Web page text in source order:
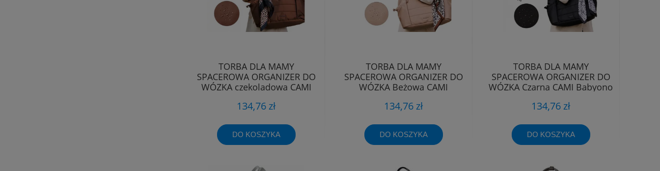
TORBA DLA MAMY
SPACEROWA ORGANIZER DO
WÓZKA czekoladowa CAMI
134,76 zł
DO KOSZYKA
TORBA DLA MAMY
SPACEROWA ORGANIZER DO
WÓZKA Beżowa CAMI
134,76 zł
DO KOSZYKA
TORBA DLA MAMY
SPACEROWA ORGANIZER DO
WÓZKA Czarna CAMI Babyono
134,76 zł
DO KOSZYKA